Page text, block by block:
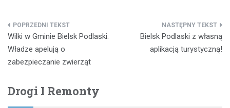
Nawigacja
wpisu
Wilki w Gminie Bielsk Podlaski.
Władze apelują o
zabezpieczanie zwierząt
Bielsk Podlaski z własną
aplikacją turystyczną!
Drogi I Remonty